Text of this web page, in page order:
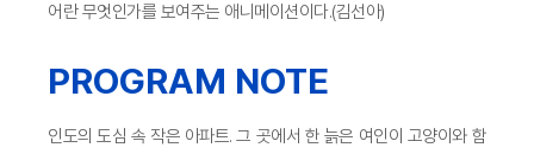
어란 무엇인가를 보여주는 애니메이션이다.(김선아)
PROGRAM NOTE
인도의 도심 속 작은 아파트. 그 곳에서 한 늙은 여인이 고양이와 함